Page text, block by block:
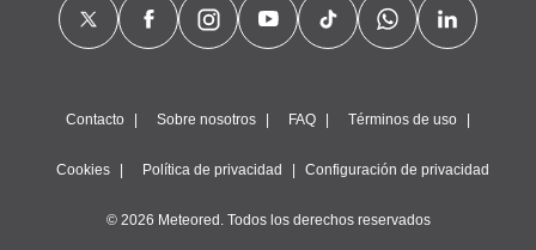
Contacto Sobre nosotros FAQ Términos de uso
Cookies Política de privacidad Configuración de privacidad
© 2026 Meteored. Todos los derechos reservados